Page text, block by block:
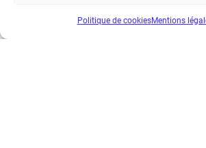
Politique de cookiesMentions